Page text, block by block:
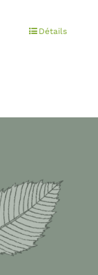
Détails